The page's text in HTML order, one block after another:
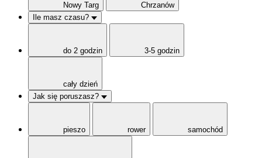
Nowy Targ
Chrzanów
Ile masz czasu?
do 2 godzin 3-5 godzin
cały dzień
Jak się poruszasz?
pieszo rower samochód